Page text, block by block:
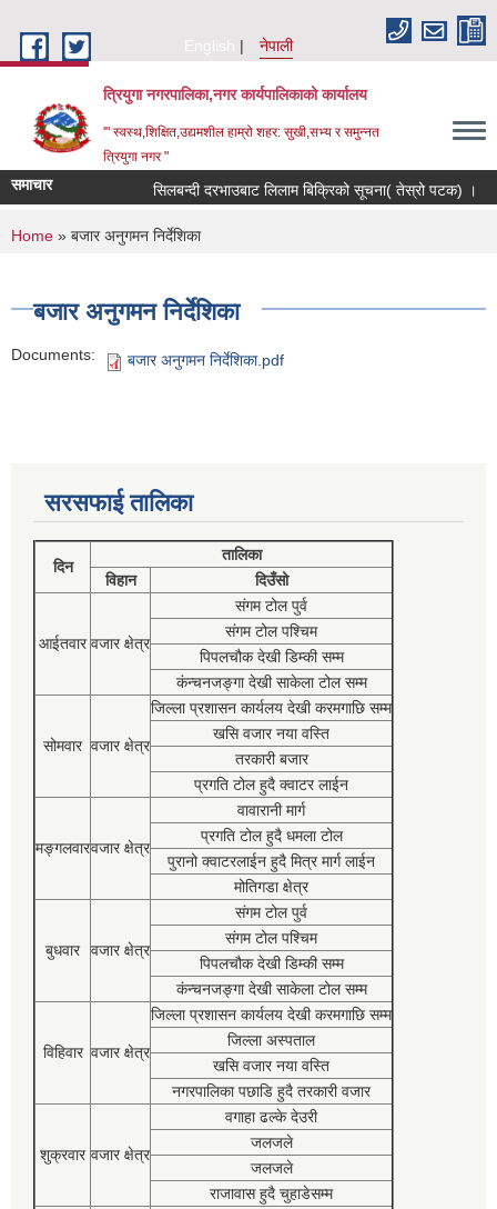
English
नेपाली
त्रियुगा नगरपालिका,नगर कार्यपालिकाको कार्यालय
'" स्वस्थ,शिक्षित,उद्यमशील हाम्रो शहर: सुखी,सभ्य र समुन्नत
त्रियुगा नगर "
समाचार सिलबन्दी दरभाउबाट लिलाम बिक्रिको सूचना( तेस्रो पटक) ।
You are here
Home » बजार अनुगमन निर्देशिका
बजार अनुगमन निर्देशिका
Documents: बजार अनुगमन निर्देशिका.pdf
सरसफाई तालिका
दिन
तालिका
विहान
दिउँसो
आईतवार वजार क्षेत्र
संगम टोल पुर्व
संगम टोल पश्चिम
पिपलचौक देखी डिम्की सम्म
कंन्चनजङ्गा देखी साकेला टोल सम्म
सोमवार वजार क्षेत्र
जिल्ला प्रशासन कार्यलय देखी करमगाछि सम्म
खसि वजार नया वस्ति
तरकारी बजार
प्रगति टोल हुदै क्वाटर लाईन
मङ्गलवारवजार क्षेत्र
वावारानी मार्ग
प्रगति टोल हुदै धमला टोल
पुरानो क्वाटरलाईन हुदै मित्र मार्ग लाईन
मोतिगडा क्षेत्र
बुधवार वजार क्षेत्र
संगम टोल पुर्व
संगम टोल पश्चिम
पिपलचौक देखी डिम्की सम्म
कंन्चनजङ्गा देखी साकेला टोल सम्म
विहिवार वजार क्षेत्र
जिल्ला प्रशासन कार्यलय देखी करमगाछि सम्म
जिल्ला अस्पताल
खसि वजार नया वस्ति
नगरपालिका पछाडि हुदै तरकारी वजार
शुक्रवार वजार क्षेत्र
वगाहा ढल्के देउरी
जलजले
जलजले
राजावास हुदै चुहाडेसम्म